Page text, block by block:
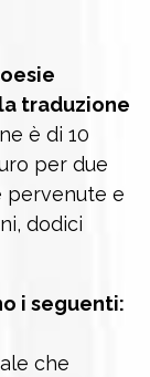
traduzione
è di 10
per due
pervenute e
dodici
i seguenti:
che